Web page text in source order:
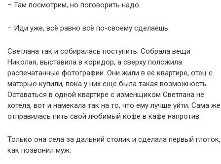
– Там посмотрим, но поговорить надо.
– Иди уже, всё равно всё по-своему сделаешь.
Светлана так и собиралась поступить. Собрала вещи
Николая, выставила в коридор, а сверху положила
распечатанные фотографии. Они жили в её квартире, отец с
матерью купили, пока у них ещё была такая возможность.
Оставаться в одной квартире с изменщиком Светлана не
хотела, вот и намекала так на то, что ему лучше уйти. Сама же
отправилась пить свой любимый кофе в кафе напротив.
Только она села за дальний столик и сделала первый глоток,
как позвонил муж: